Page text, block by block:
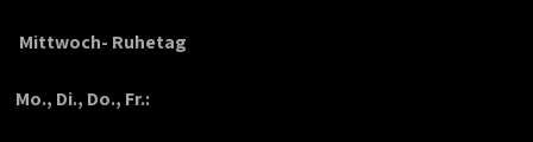
Mittwoch- Ruhetag
Mo., Di., Do., Fr.: